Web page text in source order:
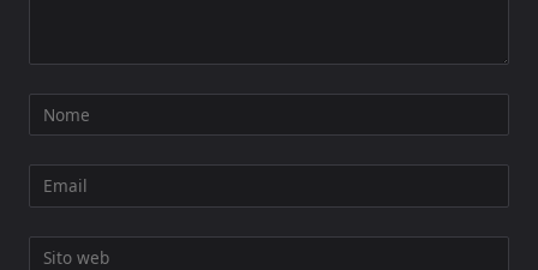
Nome
Email
Sito web